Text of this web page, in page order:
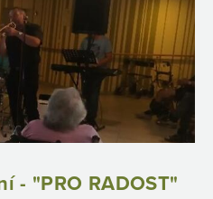
- "PRO RADOST"